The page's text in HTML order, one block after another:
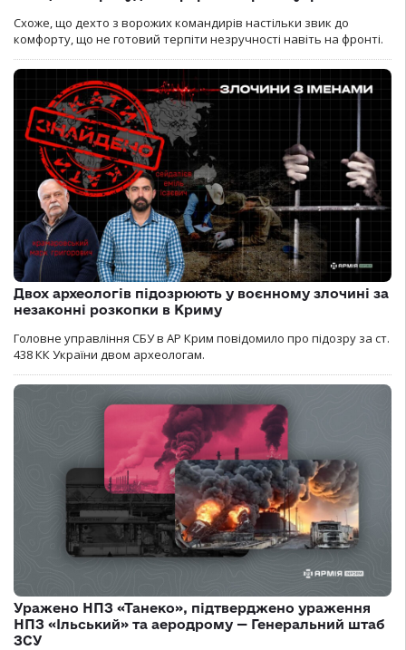
Схоже, що дехто з ворожих командирів настільки звик до
комфорту, що не готовий терпіти незручності навіть на фронті.
Двох археологів підозрюють у воєнному злочині за
незаконні розкопки в Криму
Головне управління СБУ в АР Крим повідомило про підозру за ст.
438 КК України двом археологам.
Уражено НПЗ «Танеко», підтверджено ураження
НПЗ «Ільський» та аеродрому — Генеральний штаб
ЗСУ